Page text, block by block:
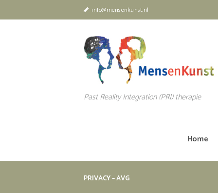
info@mensenkunst.nl
Past Reality Integration (PRI) therapie
Home
PRIVACY – AVG